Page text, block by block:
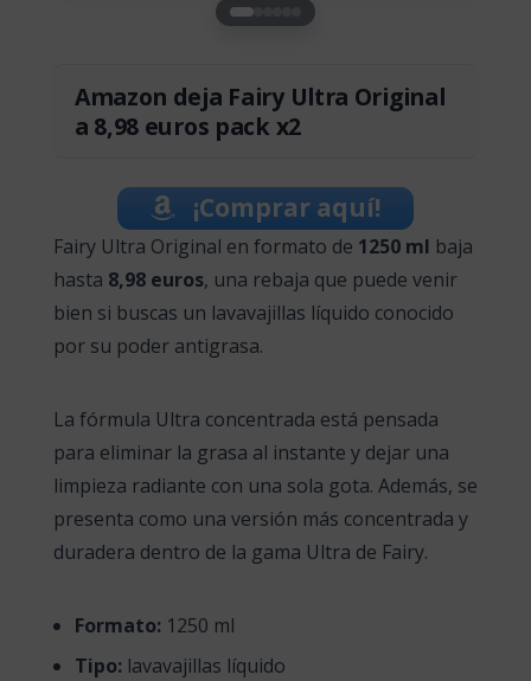
Amazon deja Fairy Ultra Original
a 8,98 euros pack x2
¡Comprar aquí!
Fairy Ultra Original en formato de 1250 ml baja
hasta 8,98 euros, una rebaja que puede venir
bien si buscas un lavavajillas líquido conocido
por su poder antigrasa.
La fórmula Ultra concentrada está pensada
para eliminar la grasa al instante y dejar una
limpieza radiante con una sola gota. Además, se
presenta como una versión más concentrada y
duradera dentro de la gama Ultra de Fairy.
Formato: 1250 ml
Tipo: lavavajillas líquido